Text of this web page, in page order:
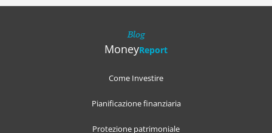
Blog
MoneyReport
Come Investire
Pianificazione finanziaria
Protezione patrimoniale